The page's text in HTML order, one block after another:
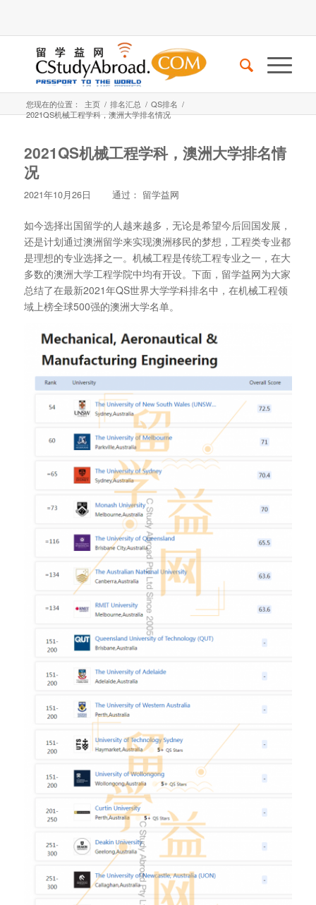
您现在的位置： 主页 / 排名汇总 / QS排名 /
2021QS机械工程学科，澳洲大学排名情况
2021QS机械工程学科，澳洲大学排名情
况
2021年10月26日 通过： 留学益网
如今选择出国留学的人越来越多，无论是希望今后回国发展，
还是计划通过澳洲留学来实现澳洲移民的梦想，工程类专业都
是理想的专业选择之一。机械工程是传统工程专业之一，在大
多数的澳洲大学工程学院中均有开设。下面，留学益网为大家
总结了在最新2021年QS世界大学学科排名中，在机械工程领
域上榜全球500强的澳洲大学名单。